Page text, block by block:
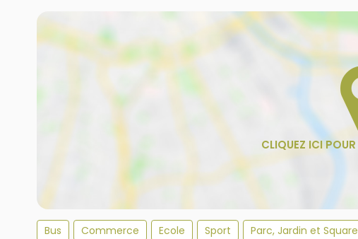
Bus Commerce Ecole Sport Parc, Jardin et Square